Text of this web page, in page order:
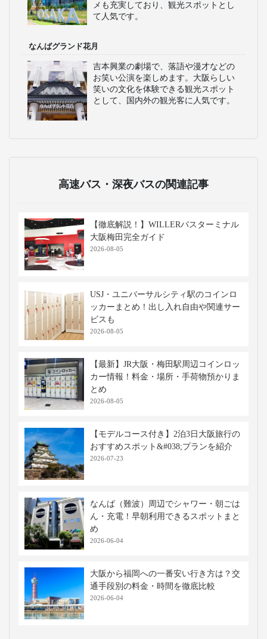
メも充実しており、観光スポットとし
て人気です。
なんばグランド花月
吉本興業の劇場で、落語や漫才などの
お笑い公演を楽しめます。大阪らしい
笑いの文化を体験できる観光スポット
として、国内外の観光客に人気です。
高速バス・深夜バスの関連記事
【徹底解説！】WILLERバスターミナル
大阪梅田完全ガイド
2026-08-05
USJ・ユニバーサルシティ駅のコインロ
ッカーまとめ！出し入れ自由や関連サー
ビスも
2026-08-05
【最新】JR大阪・梅田駅周辺コインロッ
カー情報！料金・場所・手荷物預かりま
とめ
2026-08-05
【モデルコース付き】2泊3日大阪旅行の
おすすめスポット&#038;プランを紹介
2026-07-23
なんば（難波）周辺でシャワー・朝ごは
ん・充電！早朝利用できるスポットまと
め
2026-06-04
大阪から福岡への一番安い行き方は？交
通手段別の料金・時間を徹底比較
2026-06-04